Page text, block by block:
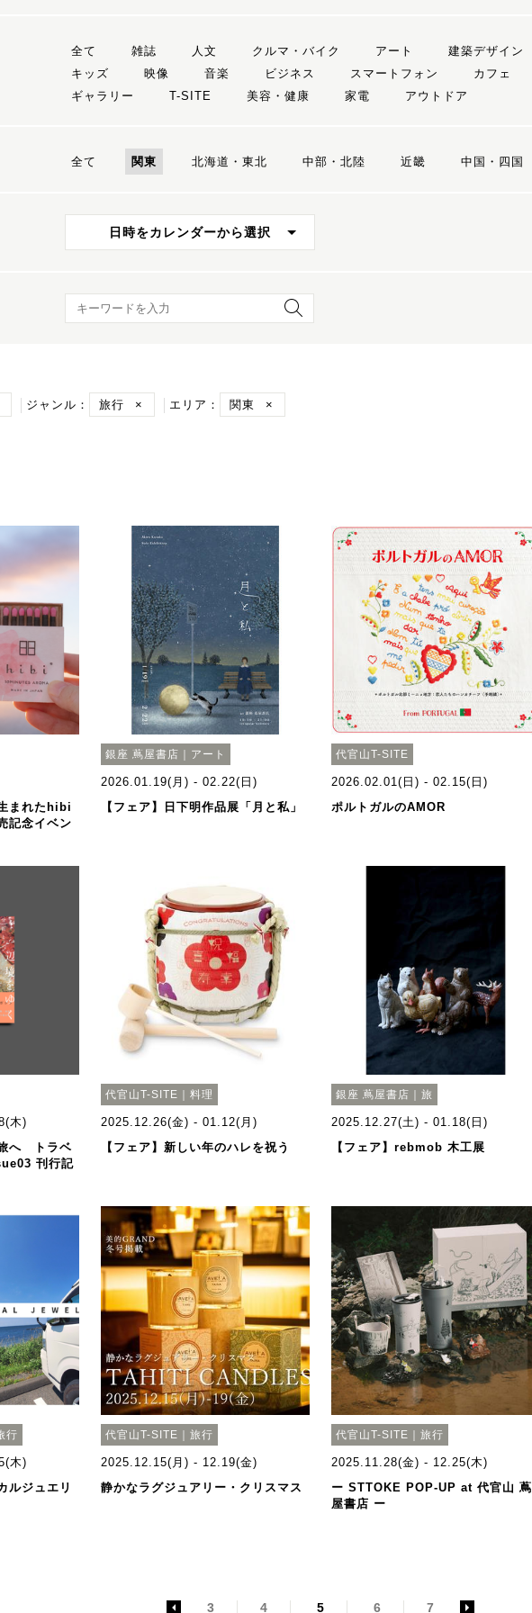
全て 雑誌 人文 クルマ・バイク アート 建築デザイン
キッズ
映像 音楽 ビジネス スマートフォン カフェ
ギャラリー
T-SITE 美容・健康 家電 アウトドア
全て 関東 北海道・東北 中部・北陸 近畿 中国・四国
日時をカレンダーから選択
キーワード検索
ジャンル： 旅行 × エリア： 関東 ×
まれたhibi
記念イベン
銀座 蔦屋書店｜アート
2026.01.19(月) - 02.22(日)
【フェア】日下明作品展「月と私」
代官山T-SITE
2026.02.01(日) - 02.15(日)
ポルトガルのAMOR
木)
旅へ トラベ
刊行記
代官山T-SITE｜料理
2025.12.26(金) - 01.12(月)
【フェア】新しい年のハレを祝う
銀座 蔦屋書店｜旅
2025.12.27(土) - 01.18(日)
【フェア】rebmob 木工展
行
木)
ルジュエリ
代官山T-SITE｜旅行
2025.12.15(月) - 12.19(金)
静かなラグジュアリー・クリスマス
代官山T-SITE｜旅行
2025.11.28(金) - 12.25(木)
ー STTOKE POP-UP at 代官山 蔦
屋書店 ー
3 4 5 6 7